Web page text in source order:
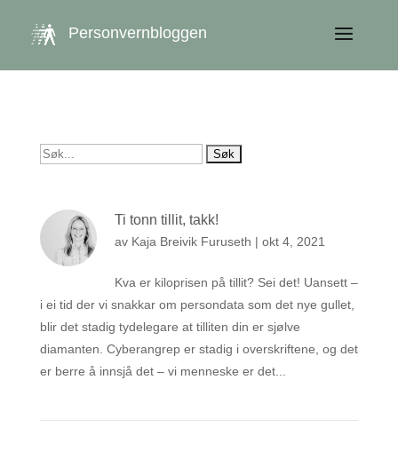
Personvernbloggen
Søk
Ti tonn tillit, takk!
av Kaja Breivik Furuseth | okt 4, 2021
Kva er kiloprisen på tillit? Sei det! Uansett –
i ei tid der vi snakkar om persondata som det nye gullet,
blir det stadig tydelegare at tilliten din er sjølve
diamanten. Cyberangrep er stadig i overskriftene, og det
er berre å innsjå det – vi menneske er det...